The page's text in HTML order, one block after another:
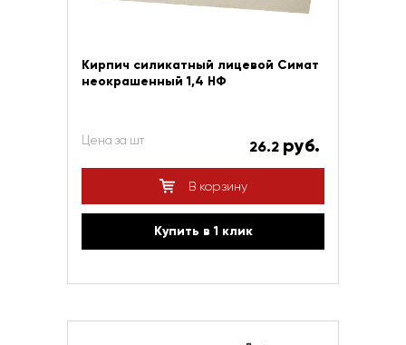
Кирпич силикатный лицевой Симат
неокрашенный 1,4 НФ
Цена за шт 26.2 руб.
В корзину
Купить в 1 клик